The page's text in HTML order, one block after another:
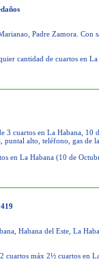
Padre Zamora. Con
cantidad de cuartos en La
3 cuartos en La Habana, 10
alto, teléfono, gas de
en La Habana (10 de
Habana del Este, La
máx 2½ cuartos en